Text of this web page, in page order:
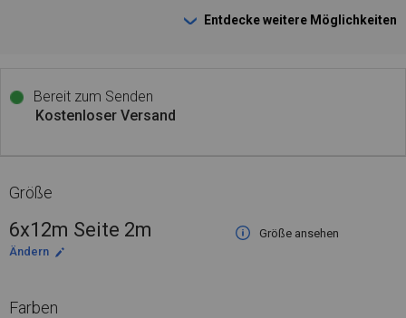
Entdecke weitere Möglichkeiten
Bereit zum Senden
Kostenloser Versand
Größe
6x12m Seite 2m
Größe ansehen
Ändern
Farben